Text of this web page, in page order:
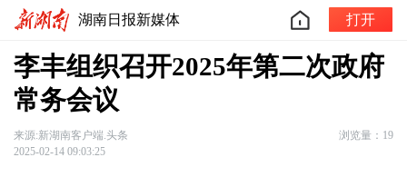
湖南日报新媒体 打开
李丰组织召开2025年第二次政府
常务会议
来源:新湖南客户端.头条
浏览量：19
2025-02-14 09:03:25